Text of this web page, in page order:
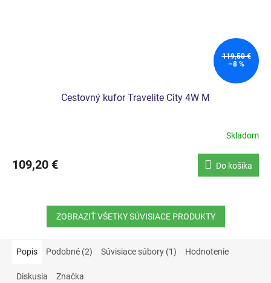
119,50 €
–8 %
Cestovný kufor Travelite City 4W M
Skladom
109,20 € Do košíka
ZOBRAZIŤ VŠETKY SÚVISIACE PRODUKTY
Popis Podobné (2) Súvisiace súbory (1) Hodnotenie
Diskusia Značka